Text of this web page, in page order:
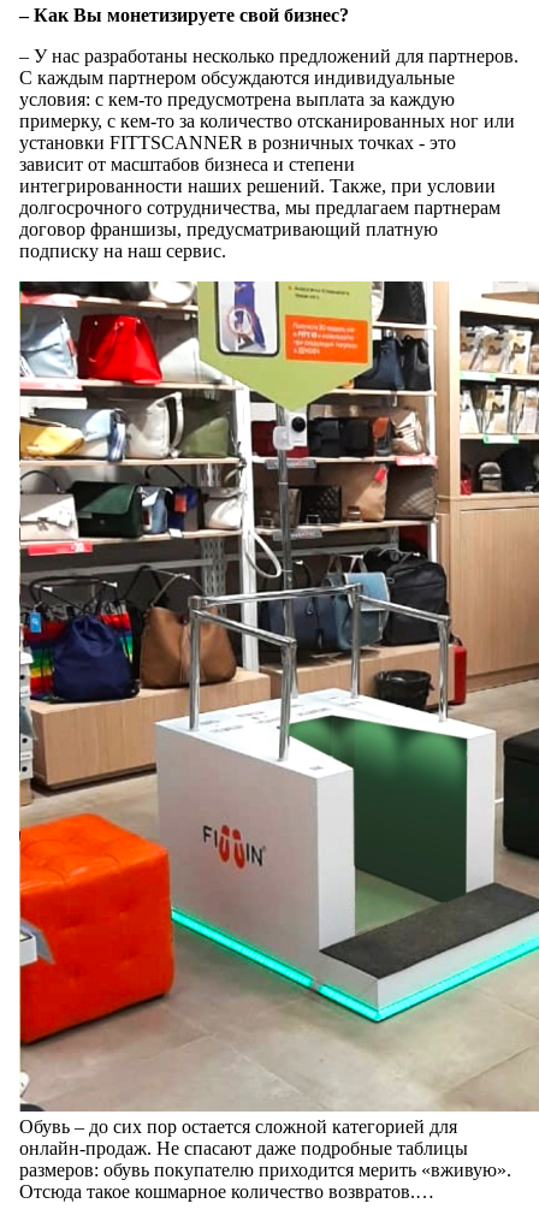
– Как Вы монетизируете свой бизнес?
– У нас разработаны несколько предложений для партнеров.
С каждым партнером обсуждаются индивидуальные
условия: с кем-то предусмотрена выплата за каждую
примерку, с кем-то за количество отсканированных ног или
установки FITTSCANNER в розничных точках - это
зависит от масштабов бизнеса и степени
интегрированности наших решений. Также, при условии
долгосрочного сотрудничества, мы предлагаем партнерам
договор франшизы, предусматривающий платную
подписку на наш сервис.
Обувь – до сих пор остается сложной категорией для
онлайн-продаж. Не спасают даже подробные таблицы
размеров: обувь покупателю приходится мерить «вживую».
Отсюда такое кошмарное количество возвратов.…